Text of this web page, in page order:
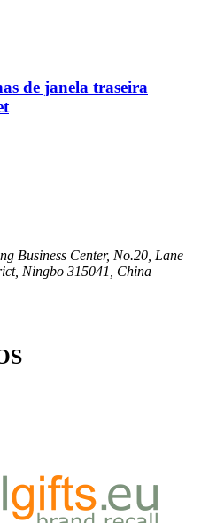
de janela traseira
Business Center, No.20, Lane
Ningbo 315041, China